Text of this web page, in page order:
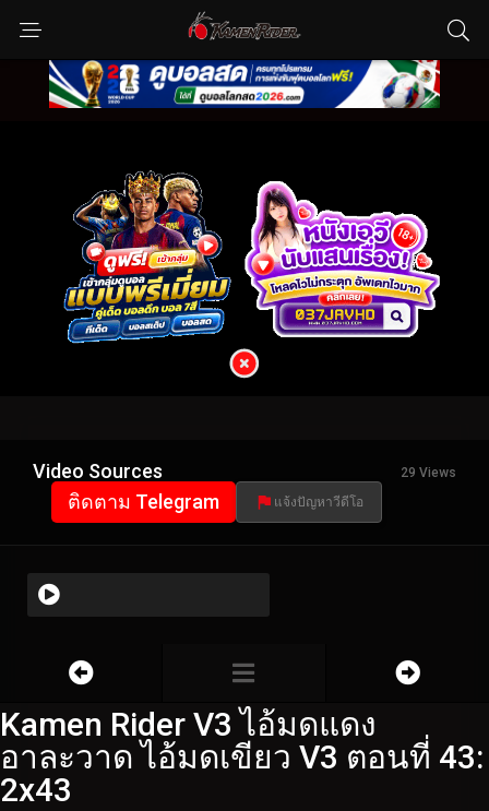
Video Sources 29 Views
ติดตาม Telegram แจ้งปัญหาวีดีโอ
Kamen Rider V3 ไอ้มดแดง
อาละวาด ไอ้มดเขียว V3 ตอนที่ 43:
2x43